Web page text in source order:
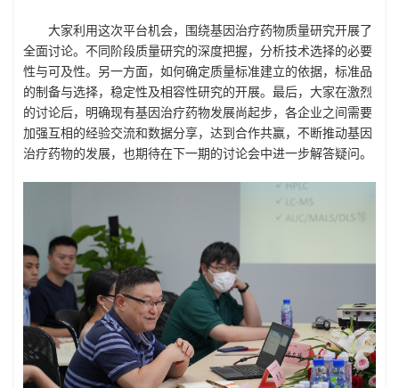
大家利用这次平台机会，围绕基因治疗药物质量研究开展了
全面讨论。不同阶段质量研究的深度把握，分析技术选择的必要
性与可及性。另一方面，如何确定质量标准建立的依据，标准品
的制备与选择，稳定性及相容性研究的开展。最后，大家在激烈
的讨论后，明确现有基因治疗药物发展尚起步，各企业之间需要
加强互相的经验交流和数据分享，达到合作共赢，不断推动基因
治疗药物的发展，也期待在下一期的讨论会中进一步解答疑问。